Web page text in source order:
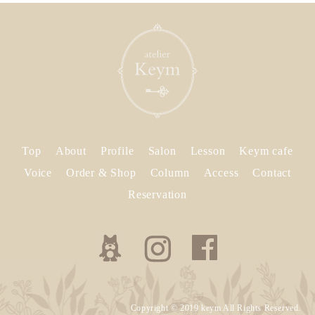
Top About Profile Salon Lesson
Keym cafe
Voice
Order & Shop Column Access
Contact
Reservation
Copyright © 2019 keym All Rights Reserved.